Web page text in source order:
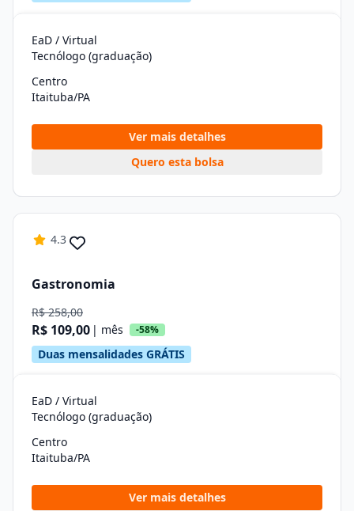
EaD / Virtual
Tecnólogo (graduação)
Centro
Itaituba/PA
Ver mais detalhes
Quero esta bolsa
4.3
Gastronomia
R$ 258,00
R$ 109,00 | mês -58%
Duas mensalidades GRÁTIS
EaD / Virtual
Tecnólogo (graduação)
Centro
Itaituba/PA
Ver mais detalhes